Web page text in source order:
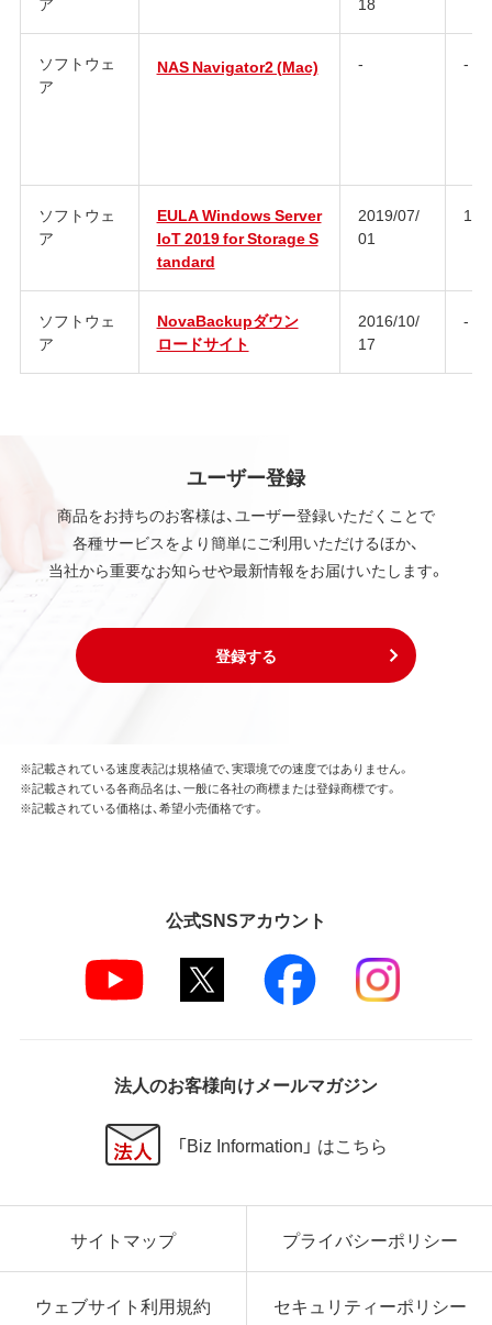
ソフトウェ
ア
NAS Navigator2 (Mac) - -
ソフトウェ
ア
EULA Windows Server
IoT 2019 for Storage S
tandard
2019/07/
01
ソフトウェ
ア
NovaBackupダウン
ロードサイト
2016/10/
17
-
ユーザー登録
商品をお持ちのお客様は、ユーザー登録いただくことで
各種サービスをより簡単にご利用いただけるほか、
当社から重要なお知らせや最新情報をお届けいたします。
登録する
※記載されている速度表記は規格値で、実環境での速度ではありません。
※記載されている各商品名は、一般に各社の商標または登録商標です。
※記載されている価格は、希望小売価格です。
公式SNSアカウント
法人のお客様向けメールマガジン
「Biz Information」 はこちら
サイトマップ プライバシーポリシー
ウェブサイト利用規約 セキュリティーポリシー